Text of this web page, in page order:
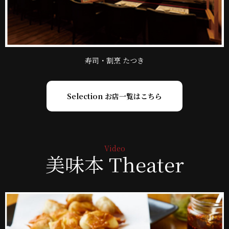
寿司・割烹 たつき
Selection お店一覧はこちら
美味本 Theater